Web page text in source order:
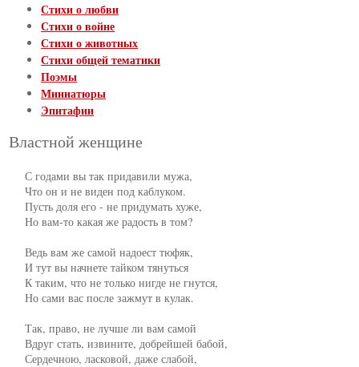
Стихи о любви
Стихи о войне
Стихи о животных
Стихи общей тематики
Поэмы
Миниатюры
Эпитафии
Властной женщине
     С годами вы так придавили мужа,
     Что он и не виден под каблуком.
     Пусть доля его - не придумать хуже,
     Но вам-то какая же радость в том?
     Ведь вам же самой надоест тюфяк,
     И тут вы начнете тайком тянуться
     К таким, что не только нигде не гнутся,
     Но сами вас после зажмут в кулак.
     Так, право, не лучше ли вам самой
     Вдруг стать, извините, добрейшей бабой,
     Сердечною, ласковой, даже слабой,